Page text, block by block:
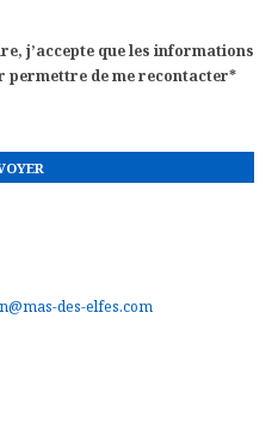
j’accepte que les informations
permettre de me recontacter*
des-elfes.com